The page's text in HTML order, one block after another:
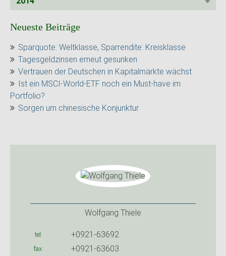
Neueste Beiträge
Sparquote: Weltklasse, Sparrendite: Kreisklasse
Tagesgeldzinsen erneut gesunken
Vertrauen der Deutschen in Kapitalmärkte wächst
Ist ein MSCI-World-ETF noch ein Must-have im
Portfolio?
Sorgen um chinesische Konjunktur
Wolfgang Thiele
tel +0921-63692
fax +0921-63603